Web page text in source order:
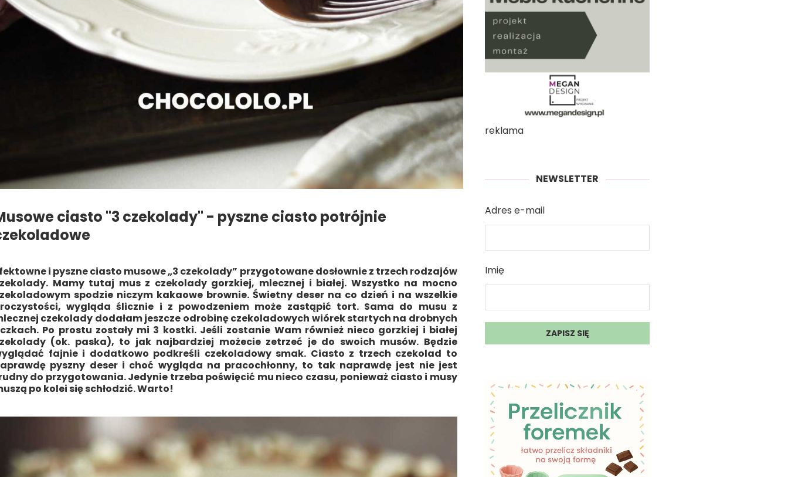
ciasto "3 czekolady" - pyszne ciasto potrójnie
i pyszne ciasto musowe „3 czekolady” przygotowane dosłownie z trzech rodzajów
Mamy tutaj mus z czekolady gorzkiej, mlecznej i białej. Wszystko na mocno
spodzie niczym kakaowe brownie. Świetny deser na co dzień i na wszelkie
wygląda ślicznie i z powodzeniem może zastąpić tort. Sama do musu z
czekolady dodałam jeszcze odrobinę czekoladowych wiórek startych na drobnych
Po prostu zostały mi 3 kostki. Jeśli zostanie Wam również nieco gorzkiej i białej
(ok. paska), to jak najbardziej możecie zetrzeć je do swoich musów. Będzie
fajnie i dodatkowo podkreśli czekoladowy smak. Ciasto z trzech czekolad to
pyszny deser i choć wygląda na pracochłonny, to tak naprawdę jest nie jest
do przygotowania. Jedynie trzeba poświęcić mu nieco czasu, ponieważ ciasto i musy
po kolei się schłodzić. Warto!
reklama
NEWSLETTER
Adres e-mail
Imię